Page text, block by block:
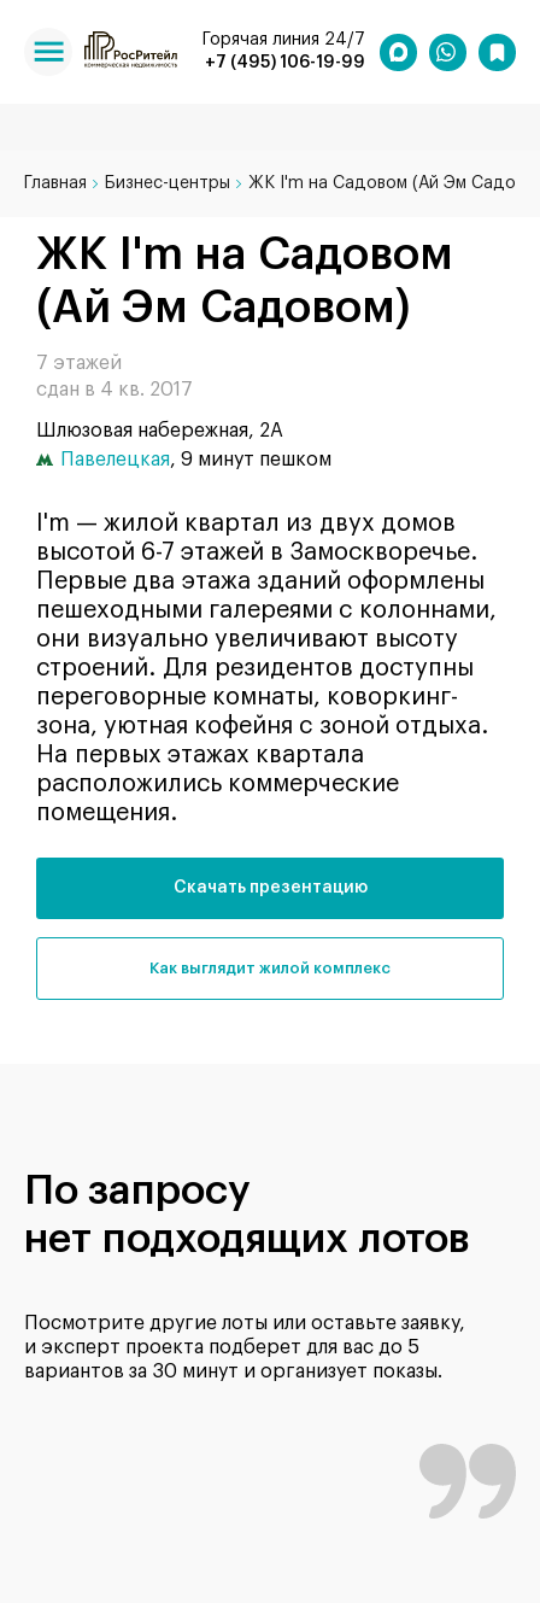
+7 (495) 106-19-99
Горячая линия 24/7
Главная Бизнес-центры ЖК I'm на Садовом (Ай Эм
ЖК I'm на Садовом
(Ай Эм Садовом)
7 этажей
сдан в 4 кв. 2017
Шлюзовая набережная, 2А
Павелецкая, 9 минут пешком
I'm — жилой квартал из двух домов
высотой 6-7 этажей в Замоскворечье.
Первые два этажа зданий оформлены
пешеходными галереями с колоннами,
они визуально увеличивают высоту
строений. Для резидентов доступны
переговорные комнаты, коворкинг-
зона, уютная кофейня с зоной отдыха.
На первых этажах квартала
расположились коммерческие
помещения.
Скачать презентацию
как выглядит жилой комплекс
По запросу
нет подходящих лотов
Посмотрите другие лоты или оставьте заявку,
и эксперт проекта подберет для вас до 5
вариантов за 30 минут и организует показы.